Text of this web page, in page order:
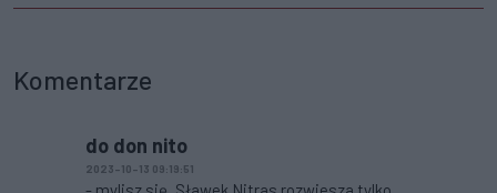
Komentarze
do don nito
2023-10-13 09:19:51